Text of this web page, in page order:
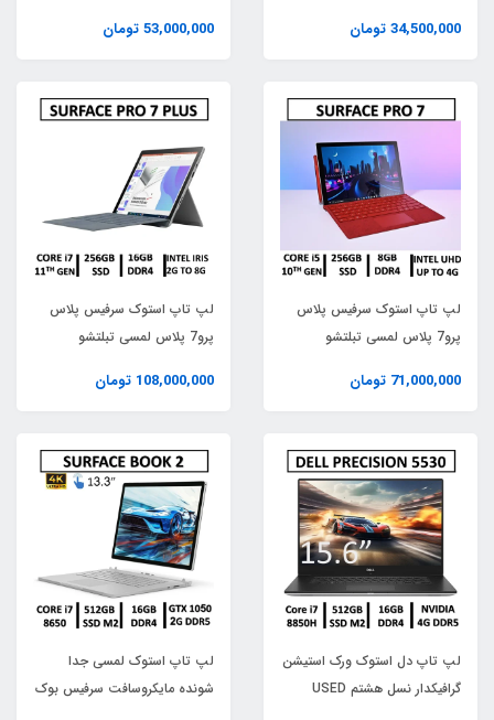
G2 | INTEL CORE i5-6500U |
34,500,000 تومان
LATITUDE 7200/ CPU
SSD 256 M2 nvme
53,000,000 تومان
لپ تاپ استوک سرفیس پلاس
پرو7 پلاس لمسی تبلتشو
STOCK SURFACE PRO 7
RAM8/SSD256
71,000,000 تومان
لپ تاپ استوک سرفیس پلاس
پرو7 پلاس لمسی تبلتشو
STOCK SURFACE PRO 7
GEN/ RAM16/SSD256
108,000,000 تومان
لپ تاپ دل استوک ورک استیشن
گرافیکدار نسل هشتم USED
لپ تاپ استوک لمسی جدا
شونده مایکروسافت سرفیس بوک